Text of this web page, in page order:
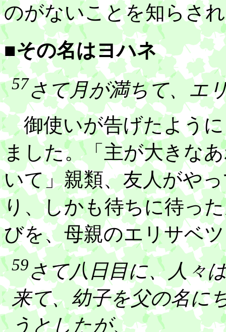
のがないことを知らさ
■その名はヨハネ
57さて月が満ちて、エ
御使いが告げたように
ました。「主が大きな
いて」親類、友人がや
り、しかも待ちに待っ
びを、母親のエリサベ
59さて八日目に、人々
来て、幼子を父の名に
うとしたが、